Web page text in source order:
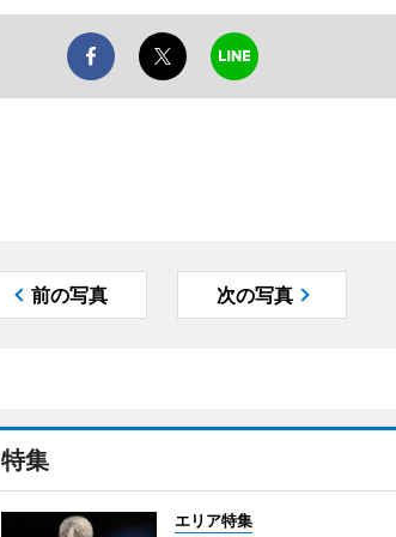
前の写真 次の写真
特集
エリア特集